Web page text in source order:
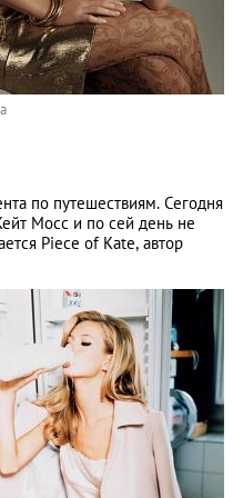
по путешествиям. Сегодня
Мосс и по сей день не
Piece of Kate, автор